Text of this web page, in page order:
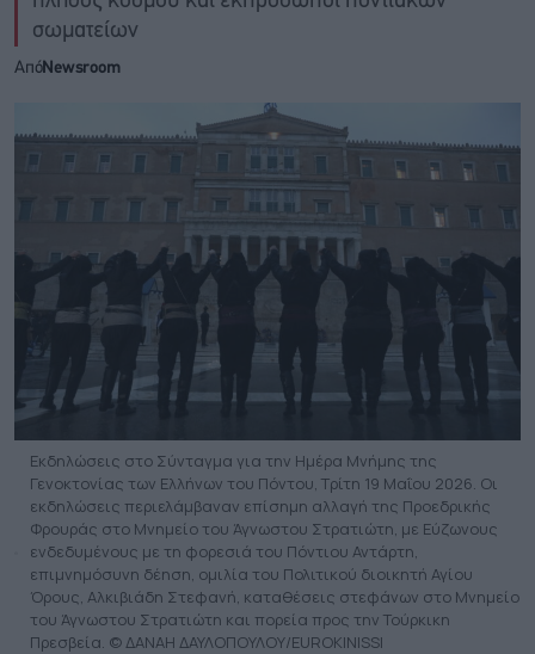
σωματείων
ΑπόNewsroom
Εκδηλώσεις στο Σύνταγμα για την Ημέρα Μνήμης της
Γενοκτονίας των Ελλήνων του Πόντου, Τρίτη 19 Μαΐου 2026. Οι
εκδηλώσεις περιελάμβαναν επίσημη αλλαγή της Προεδρικής
Φρουράς στο Μνημείο του Άγνωστου Στρατιώτη, με Εύζωνους
ενδεδυμένους με τη φορεσιά του Πόντιου Αντάρτη,
επιμνημόσυνη δέηση, ομιλία του Πολιτικού διοικητή Αγίου
Όρους, Αλκιβιάδη Στεφανή, καταθέσεις στεφάνων στο Μνημείο
του Άγνωστου Στρατιώτη και πορεία προς την Τούρκικη
Πρεσβεία. © ΔΑΝΑΗ ΔΑΥΛΟΠΟΥΛΟΥ/EUROKINISSI